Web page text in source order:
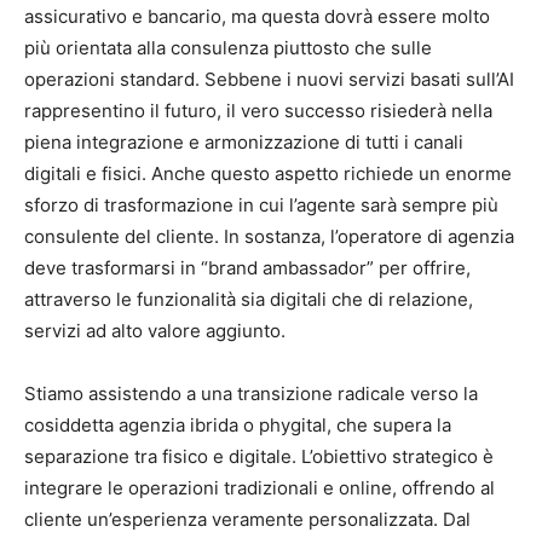
assicurativo e bancario, ma questa dovrà essere molto
più orientata alla consulenza piuttosto che sulle
operazioni standard. Sebbene i nuovi servizi basati sull’AI
rappresentino il futuro, il vero successo risiederà nella
piena integrazione e armonizzazione di tutti i canali
digitali e fisici. Anche questo aspetto richiede un enorme
sforzo di trasformazione in cui l’agente sarà sempre più
consulente del cliente. In sostanza, l’operatore di agenzia
deve trasformarsi in “brand ambassador” per offrire,
attraverso le funzionalità sia digitali che di relazione,
servizi ad alto valore aggiunto.
Stiamo assistendo a una transizione radicale verso la
cosiddetta agenzia ibrida o phygital, che supera la
separazione tra fisico e digitale. L’obiettivo strategico è
integrare le operazioni tradizionali e online, offrendo al
cliente un’esperienza veramente personalizzata. Dal